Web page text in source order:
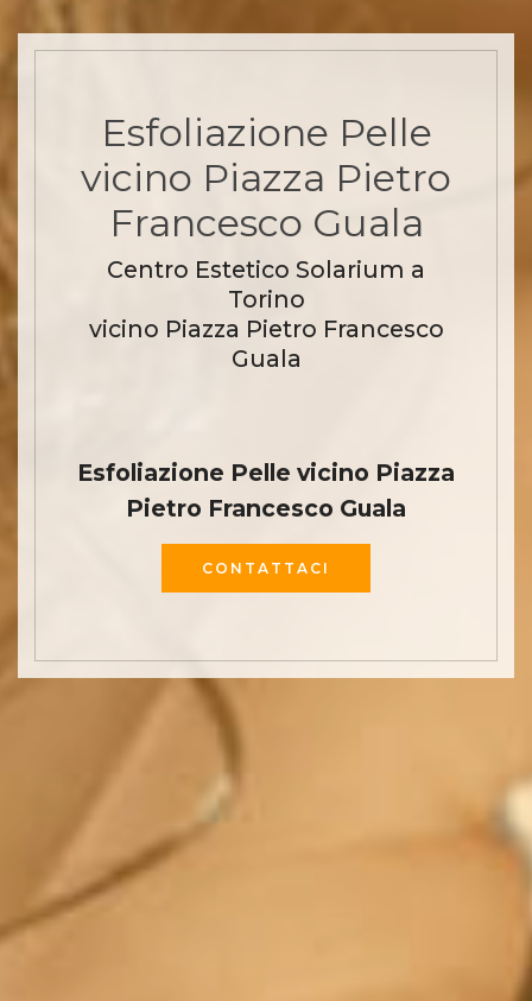
Esfoliazione Pelle
vicino Piazza Pietro
Francesco Guala
Centro Estetico Solarium a
Torino
vicino Piazza Pietro Francesco
Guala
Esfoliazione Pelle vicino Piazza
Pietro Francesco Guala
CONTATTACI